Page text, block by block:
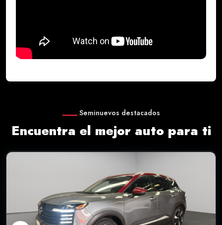
Seminuevos destacados
Encuentra el mejor auto para ti